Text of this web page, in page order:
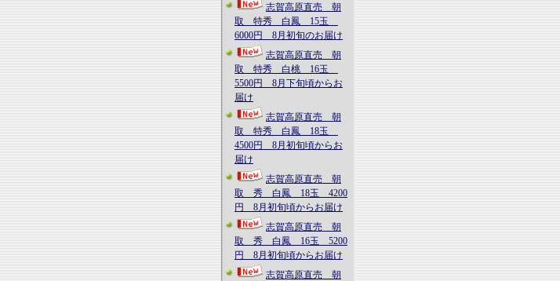
志賀高原直売 朝
取 特秀 白鳳 15玉
6000円 8月初旬のお届け
志賀高原直売 朝
取 特秀 白桃 16玉
5500円 8月下旬頃からお
届け
志賀高原直売 朝
取 特秀 白鳳 18玉
4500円 8月初旬頃からお
届け
志賀高原直売 朝
取 秀 白鳳 18玉 4200
円 8月初旬頃からお届け
志賀高原直売 朝
取 秀 白鳳 16玉 5200
円 8月初旬頃からお届け
志賀高原直売 朝